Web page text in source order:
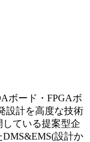
ボード・FPGAボ
設計を高度な技術
ている提案型企
設計か